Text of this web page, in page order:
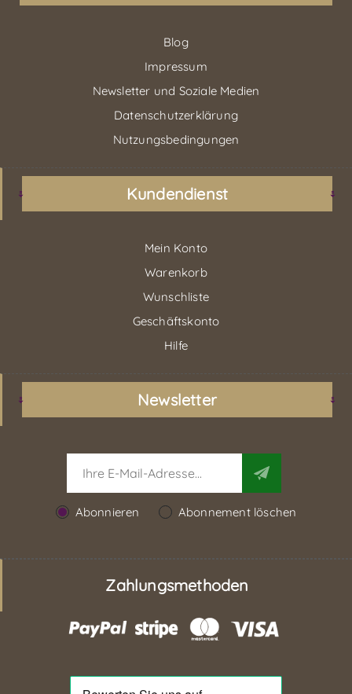
Blog
Impressum
Newsletter und Soziale Medien
Datenschutzerklärung
Nutzungsbedingungen
Kundendienst
Mein Konto
Warenkorb
Wunschliste
Geschäftskonto
Hilfe
Newsletter
Abonnieren Abonnement löschen
Zahlungsmethoden